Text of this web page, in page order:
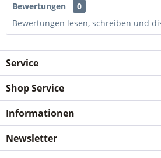
Bewertungen
0
Bewertungen lesen, schreiben und
Service
Shop Service
Informationen
Newsletter